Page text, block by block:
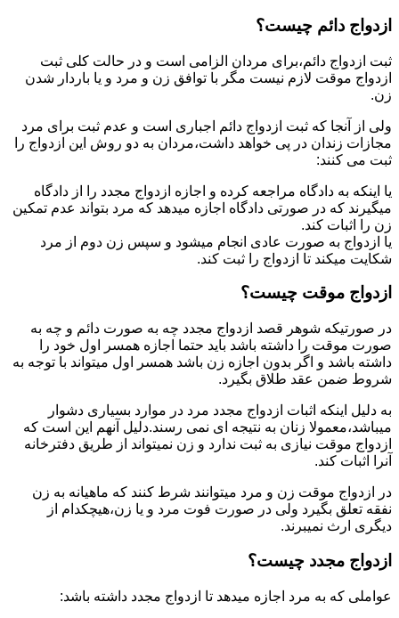
ازدواج دائم چیست؟
ثبت ازدواج دائم،برای مردان الزامی است و در حالت کلی ثبت
ازدواج موقت لازم نیست مگر با توافق زن و مرد و یا باردار شدن
زن.
ولی از آنجا که ثبت ازدواج دائم اجباری است و عدم ثبت برای مرد
مجازات زندان در پی خواهد داشت،مردان به دو روش این ازدواج را
ثبت می کنند:
یا اینکه به دادگاه مراجعه کرده و اجازه ازدواج مجدد را از دادگاه
میگیرند که در صورتی دادگاه اجازه میدهد که مرد بتواند عدم تمکین
زن را اثبات کند.
یا ازدواج به صورت عادی انجام میشود و سپس زن دوم از مرد
شکایت میکند تا ازدواج را ثبت کند.
ازدواج موقت چیست؟
در صورتیکه شوهر قصد ازدواج مجدد چه به صورت دائم و چه به
صورت موقت را داشته باشد باید حتما اجازه همسر اول خود را
داشته باشد و اگر بدون اجازه زن باشد همسر اول میتواند با توجه به
شروط ضمن عقد طلاق بگیرد.
به دلیل اینکه اثبات ازدواج مجدد مرد در موارد بسیاری دشوار
میباشد،معمولا زنان به نتیجه ای نمی رسند.دلیل آنهم این است که
ازدواج موقت نیازی به ثبت ندارد و زن نمیتواند از طریق دفترخانه
آنرا اثبات کند.
در ازدواج موقت زن و مرد میتوانند شرط کنند که ماهیانه به زن
نفقه تعلق بگیرد ولی در صورت فوت مرد و یا زن،هیچکدام از
دیگری ارث نمیبرند.
ازدواج مجدد چیست؟
عواملی که به مرد اجازه میدهد تا ازدواج مجدد داشته باشد: